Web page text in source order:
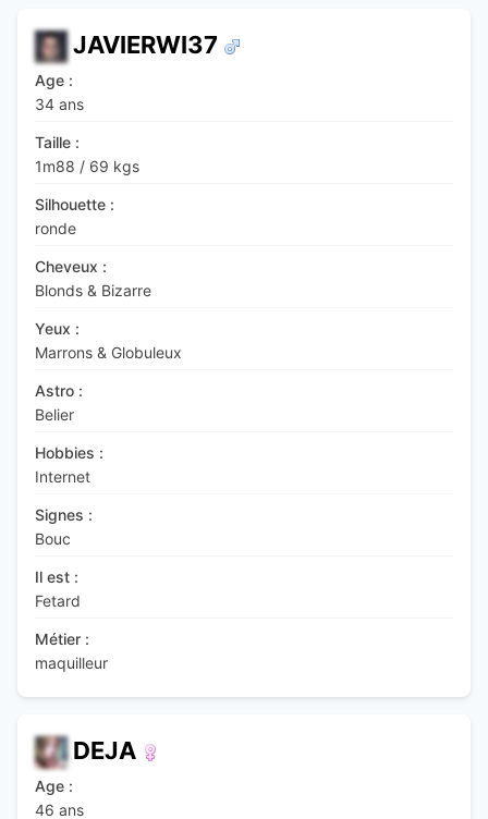
JAVIERWI37
Age :
34 ans
Taille :
1m88 / 69 kgs
Silhouette :
ronde
Cheveux :
Blonds & Bizarre
Yeux :
Marrons & Globuleux
Astro :
Belier
Hobbies :
Internet
Signes :
Bouc
Il est :
Fetard
Métier :
maquilleur
DEJA
Age :
46 ans